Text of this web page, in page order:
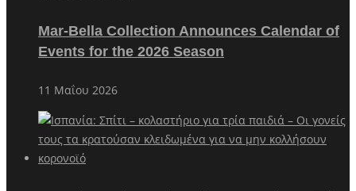
Mar-Bella Collection Announces Calendar of
Events for the 2026 Season
11 Μαΐου 2026